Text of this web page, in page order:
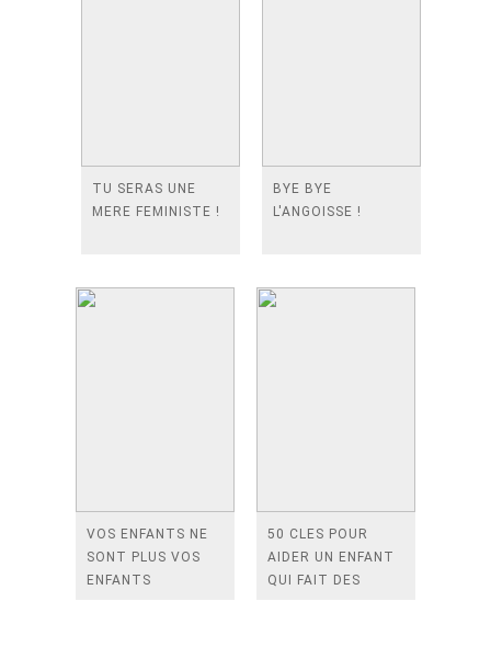
TU SERAS UNE
MERE FEMINISTE !
BYE BYE
L'ANGOISSE !
VOS ENFANTS NE
SONT PLUS VOS
ENFANTS
50 CLES POUR
AIDER UN ENFANT
QUI FAIT DES